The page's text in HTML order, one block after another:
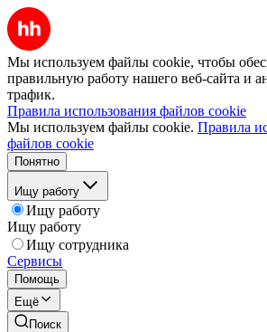
Мы используем файлы cookie, чтобы
правильную работу нашего веб-сайта и
трафик.
Правила использования файлов cookie
Мы используем файлы cookie. Правила
файлов cookie
Понятно
Ищу работу
Ищу работу
Ищу работу
Ищу сотрудника
Сервисы
Помощь
Ещё
Поиск